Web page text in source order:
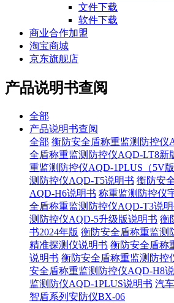
文件下载
软件下载
商业合作加盟
淘宝商城
京东旗舰店
产品说明书查阅
全部
产品说明书查阅
全部 衡防安全盾称重监测防控仪
全盾称重监测防控仪AQD-LT8新
重监测防控仪AQD-1PLUS（5V版
测防控仪AQD-T5说明书 衡防安
AQD-H6说明书 称重监测防控仪
全盾称重监测防控仪AQD-T3说
测防控仪AQD-5升级版说明书 衡
书2024年版 衡防安全盾称重监测
精准探测仪说明书 衡防安全盾称
说明书 衡防安全盾称重监测防控
安全盾称重监测防控仪AQD-H8
监测防仪AQD-1PLUS说明书 汽
智盾系列安防仪BX-06